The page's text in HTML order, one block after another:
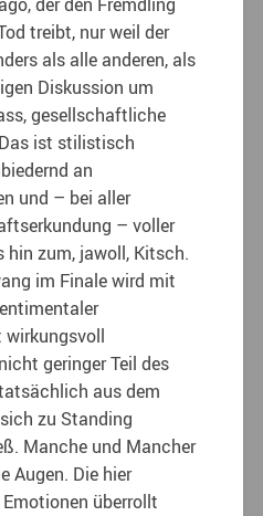
treibt, nur weil der
als alle anderen, als
Diskussion um
gesellschaftliche
ist stilistisch
an
und – bei aller
– voller
hin zum, jawoll, Kitsch.
im Finale wird mit
wirkungsvoll
geringer Teil des
aus dem
zu Standing
Manche und Mancher
Augen. Die hier
überrollt